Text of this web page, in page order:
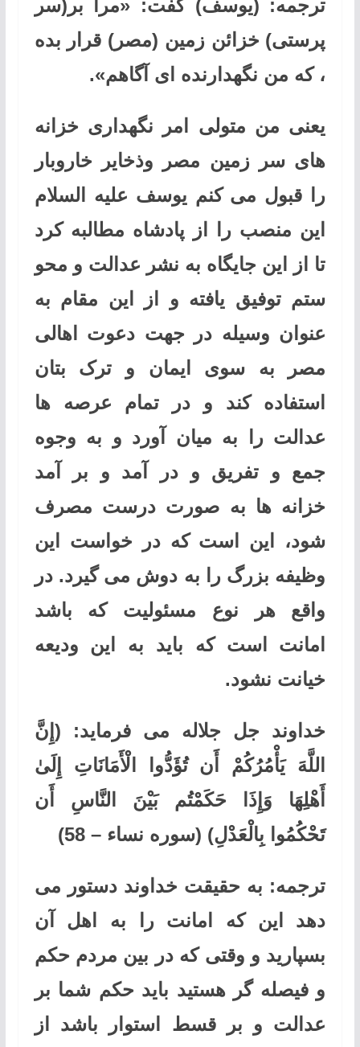
ترجمه: (یوسف) گفت: «مرا بر(سر
پرستی) خزائن زمین (مصر) قرار بده
، که من نگهدارنده ای آگاهم».
یعنی من متولی امر نگهداری خزانه
های سر زمین مصر وذخایر خاروبار
را قبول می کنم یوسف علیه السلام
این منصب را از پادشاه مطالبه کرد
تا از این جایگاه به نشر عدالت و محو
ستم توفیق یافته و از این مقام به
عنوان وسیله در جهت دعوت اهالی
مصر به سوی ایمان و ترک بتان
استفاده کند و در تمام عرصه ها
عدالت را به میان آورد و به وجوه
جمع و تفریق و در آمد و بر آمد
خزانه ها به صورت درست مصرف
شود، این است که در خواست این
وظیفه بزرگ را به دوش می گیرد. در
واقع هر نوع مسئولیت که باشد
امانت است که باید به این ودیعه
خیانت نشود.
خداوند جل جلاله می فرماید: (إِنَّ
اللَّهَ يَأْمُرُكُمْ أَن تُؤَدُّوا الْأَمَانَاتِ إِلَىٰ
أَهْلِهَا وَإِذَا حَكَمْتُم بَيْنَ النَّاسِ أَن
تَحْكُمُوا بِالْعَدْلِ) (سوره نساء –
58)
ترجمه: به حقیقت خداوند دستور می
دهد این که امانت را به اهل آن
بسپارید و وقتی که در بین مردم حکم
و فیصله گر هستید باید حکم شما بر
عدالت و بر قسط استوار باشد از